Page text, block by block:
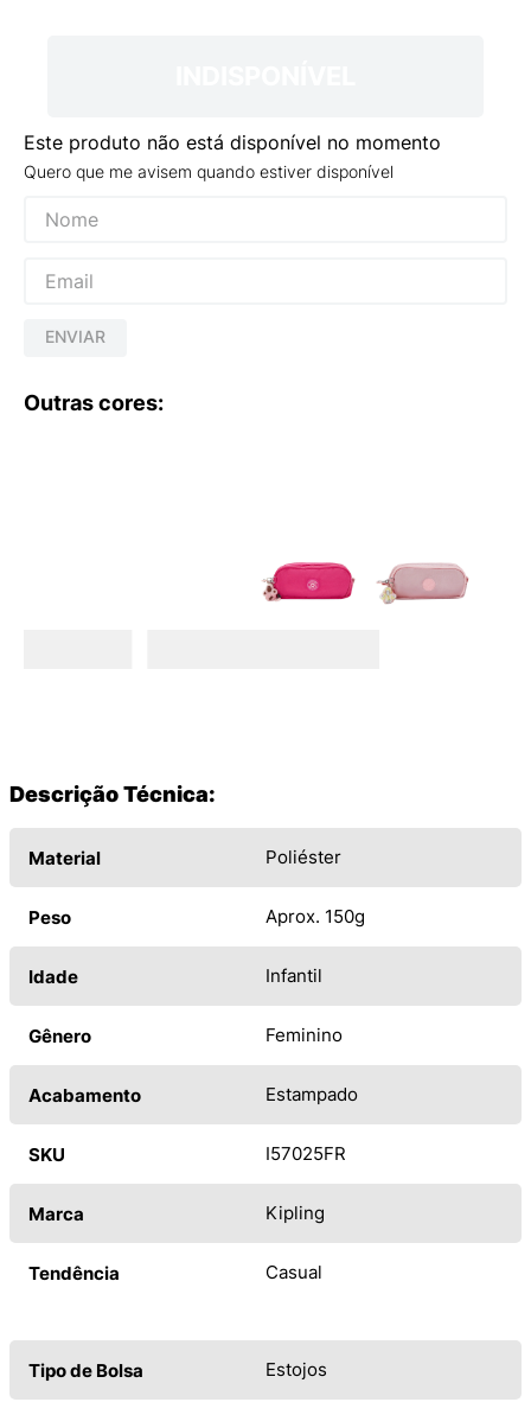
Este produto não está disponível no momento
Quero que me avisem quando estiver disponível
ENVIAR
Outras cores:
Descrição Técnica:
Material Poliéster
Peso Aprox. 150g
Idade Infantil
Gênero Feminino
Acabamento Estampado
SKU I57025FR
Marca Kipling
Tendência Casual
Tipo de Bolsa Estojos